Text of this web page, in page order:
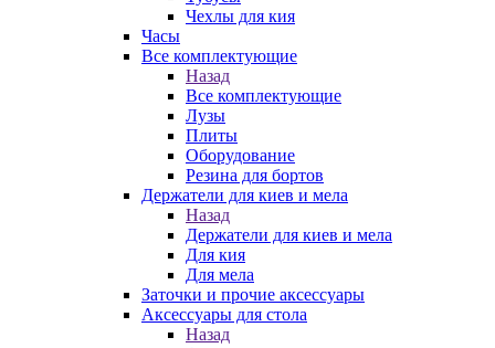
Чехлы для кия
Часы
Все комплектующие
Назад
Все комплектующие
Лузы
Плиты
Оборудование
Резина для бортов
Держатели для киев и мела
Назад
Держатели для киев и мела
Для кия
Для мела
Заточки и прочие аксессуары
Аксессуары для стола
Назад